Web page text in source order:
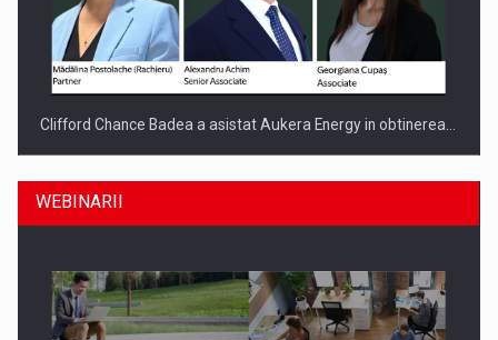
Clifford Chance Badea a asistat Aukera Energy in obtinerea…
WEBINARII